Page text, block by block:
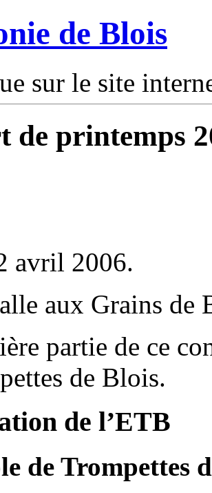
de Blois
sur le site
de printemps
avril 2006.
aux Grains de
partie de ce
de Blois.
de l’ETB
de Trompettes